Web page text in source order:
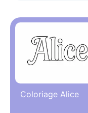
Coloriage Alice